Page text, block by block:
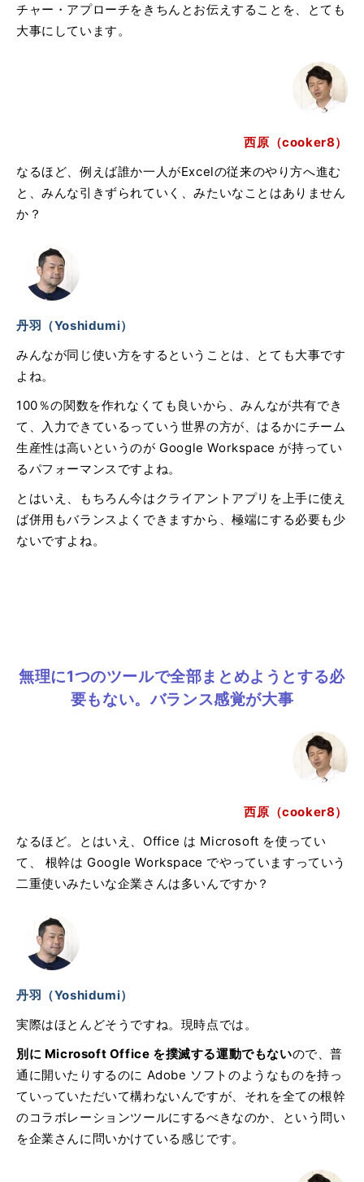
チャー・アプローチをきちんとお伝えすることを、とても
大事にしています。
西原（cooker8）
なるほど、例えば誰か一人がExcelの従来のやり方へ進む
と、みんな引きずられていく、みたいなことはありません
か？
丹羽（Yoshidumi）
みんなが同じ使い方をするということは、とても大事です
よね。
100％の関数を作れなくても良いから、みんなが共有でき
て、入力できているっていう世界の方が、はるかにチーム
生産性は高いというのが Google Workspace が持ってい
るパフォーマンスですよね。
とはいえ、もちろん今はクライアントアプリを上手に使え
ば併用もバランスよくできますから、極端にする必要も少
ないですよね。
無理に1つのツールで全部まとめようとする必
要もない。バランス感覚が大事
西原（cooker8）
なるほど。とはいえ、Office は Microsoft を使ってい
て、 根幹は Google Workspace でやっていますっていう
二重使いみたいな企業さんは多いんですか？
丹羽（Yoshidumi）
実際はほとんどそうですね。現時点では。
別に Microsoft Office を撲滅する運動でもないので、普
通に開いたりするのに Adobe ソフトのようなものを持っ
ていっていただいて構わないんですが、それを全ての根幹
のコラボレーションツールにするべきなのか、という問い
を企業さんに問いかけている感じです。